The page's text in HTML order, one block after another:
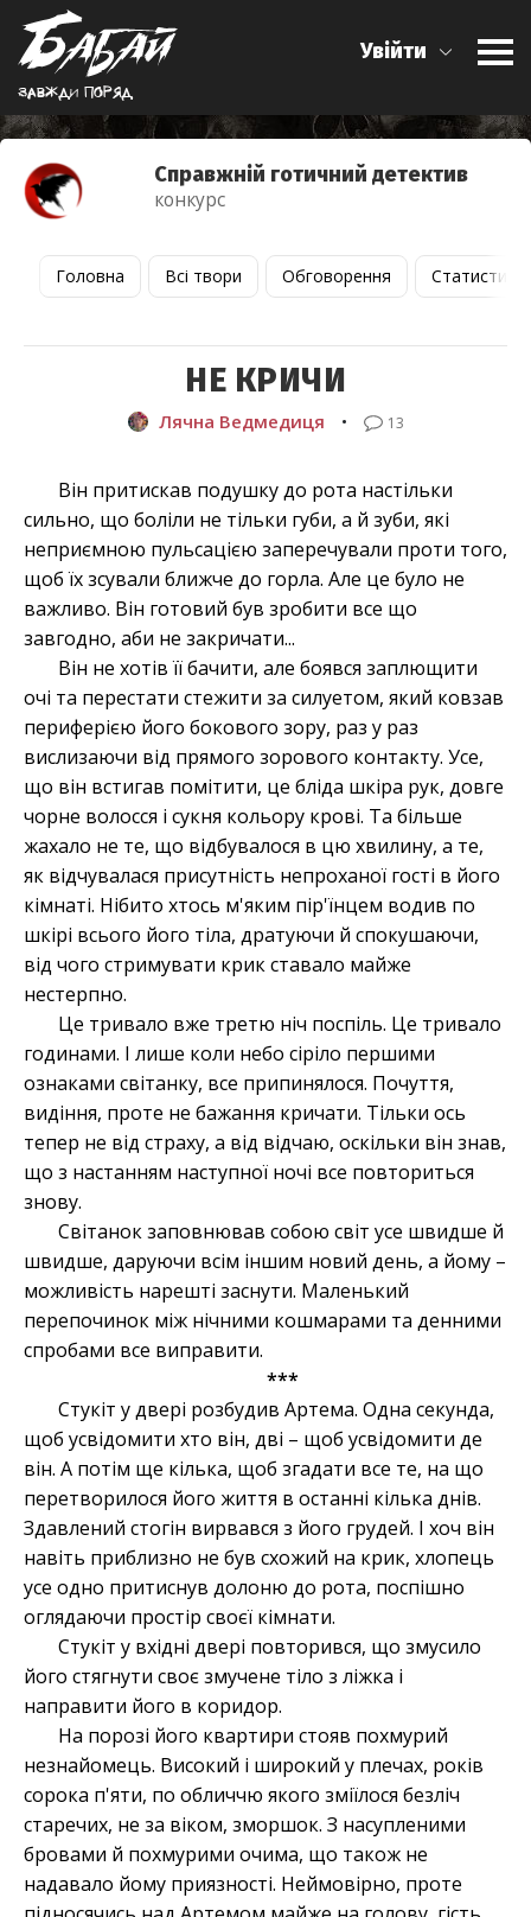
Завжди поряд
Увійти
Справжній готичний детектив
конкурс
Головна Всі твори Обговорення Статистика
НЕ КРИЧИ
Лячна Ведмедиця • 13
Він притискав подушку до рота настільки
сильно, що боліли не тільки губи, а й зуби, які
неприємною пульсацією заперечували проти того,
щоб їх зсували ближче до горла. Але це було не
важливо. Він готовий був зробити все що
завгодно, аби не закричати...
Він не хотів її бачити, але боявся заплющити
очі та перестати стежити за силуетом, який ковзав
периферією його бокового зору, раз у раз
вислизаючи від прямого зорового контакту. Усе,
що він встигав помітити, це бліда шкіра рук, довге
чорне волосся і сукня кольору крові. Та більше
жахало не те, що відбувалося в цю хвилину, а те,
як відчувалася присутність непроханої гості в його
кімнаті. Нібито хтось м'яким пір'їнцем водив по
шкірі всього його тіла, дратуючи й спокушаючи,
від чого стримувати крик ставало майже
нестерпно.
Це тривало вже третю ніч поспіль. Це тривало
годинами. І лише коли небо сіріло першими
ознаками світанку, все припинялося. Почуття,
видіння, проте не бажання кричати. Тільки ось
тепер не від страху, а від відчаю, оскільки він знав,
що з настанням наступної ночі все повториться
знову.
Світанок заповнював собою світ усе швидше й
швидше, даруючи всім іншим новий день, а йому –
можливість нарешті заснути. Маленький
перепочинок між нічними кошмарами та денними
спробами все виправити.
***
Стукіт у двері розбудив Артема. Одна секунда,
щоб усвідомити хто він, дві – щоб усвідомити де
він. А потім ще кілька, щоб згадати все те, на що
перетворилося його життя в останні кілька днів.
Здавлений стогін вирвався з його грудей. І хоч він
навіть приблизно не був схожий на крик, хлопець
усе одно притиснув долоню до рота, поспішно
оглядаючи простір своєї кімнати.
Стукіт у вхідні двері повторився, що змусило
його стягнути своє змучене тіло з ліжка і
направити його в коридор.
На порозі його квартири стояв похмурий
незнайомець. Високий і широкий у плечах, років
сорока п'яти, по обличчю якого зміїлося безліч
старечих, не за віком, зморшок. З насупленими
бровами й похмурими очима, що також не
надавало йому приязності. Неймовірно, проте